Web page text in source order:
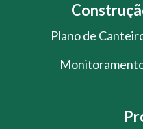
Plano de